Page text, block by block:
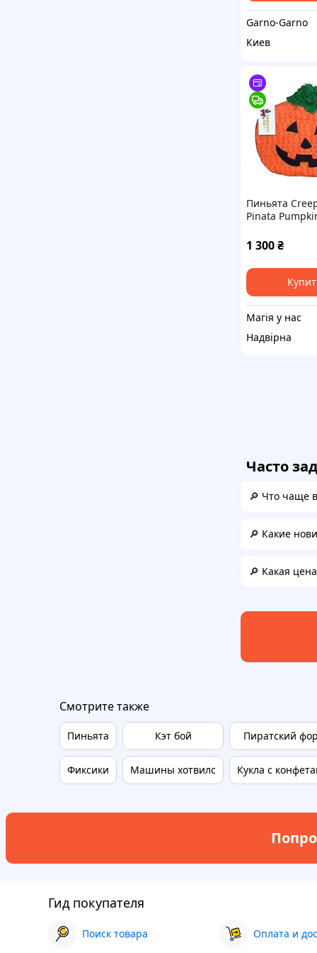
Garno-Garno
Киев
Пиньята
Pinata
1 300₴
Магія у нас
Надвірна
Часто
🔎 Что чаще
🔎 Какие
🔎 Какая
Смотрите также
Пиньята
Фиксики
Кэт бой
Машины хотвилс
Пиратский
Кукла с
Гид покупателя
Поиск товара Оплата и